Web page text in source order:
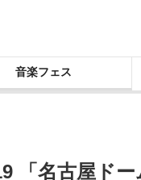
音楽フェス
「名古屋ドー